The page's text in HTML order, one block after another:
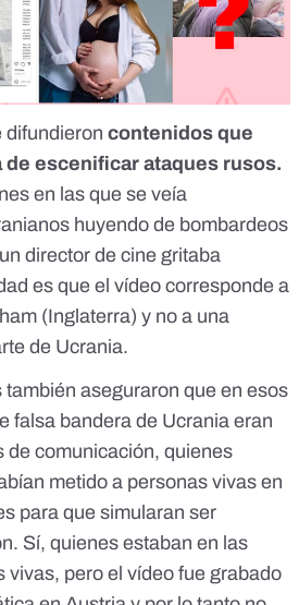
difundieron contenidos que
de escenificar ataques rusos.
en las que se veía
huyendo de bombardeos
director de cine gritaba
es que el vídeo corresponde a
(Inglaterra) y no a una
de Ucrania.
aseguraron que en esos
falsa bandera de Ucrania eran
de comunicación, quienes
metido a personas vivas en
para que simularan ser
Sí, quienes estaban en las
vivas, pero el vídeo fue grabado